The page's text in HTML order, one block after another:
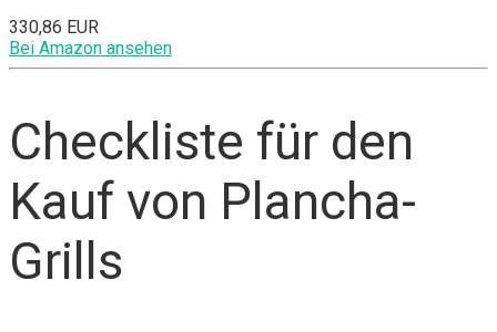
330,86 EUR
Bei Amazon ansehen
Checkliste für den
Kauf von Plancha-
Grills